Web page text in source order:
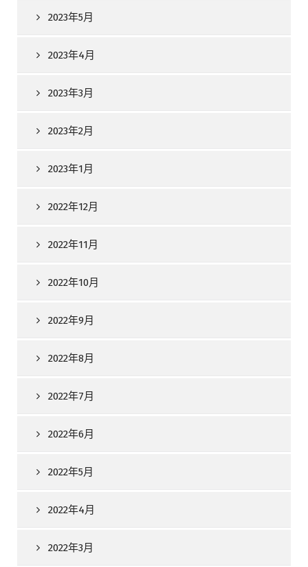
2023年5月
2023年4月
2023年3月
2023年2月
2023年1月
2022年12月
2022年11月
2022年10月
2022年9月
2022年8月
2022年7月
2022年6月
2022年5月
2022年4月
2022年3月